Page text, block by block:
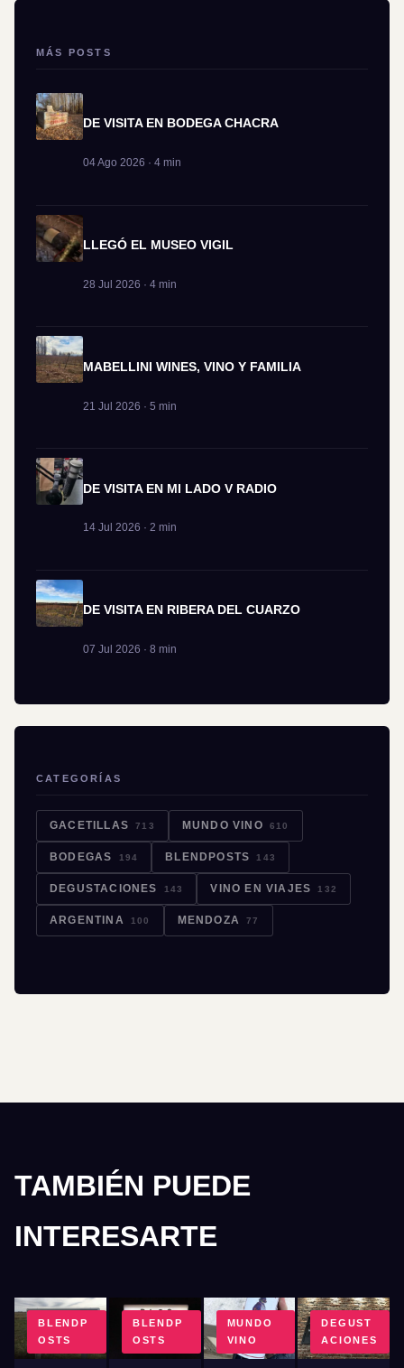
MÁS POSTS
DE VISITA EN BODEGA CHACRA
04 Ago 2026 · 4 min
LLEGÓ EL MUSEO VIGIL
28 Jul 2026 · 4 min
MABELLINI WINES, VINO Y FAMILIA
21 Jul 2026 · 5 min
DE VISITA EN MI LADO V RADIO
14 Jul 2026 · 2 min
DE VISITA EN RIBERA DEL CUARZO
07 Jul 2026 · 8 min
CATEGORÍAS
GACETILLAS 713 MUNDO VINO 610
BODEGAS 194 BLENDPOSTS 143
DEGUSTACIONES 143 VINO EN VIAJES 132
ARGENTINA 100 MENDOZA 77
TAMBIÉN PUEDE
INTERESARTE
BLENDP
OSTS
BLENDP
OSTS
MUNDO
VINO
DEGUST
ACIONES